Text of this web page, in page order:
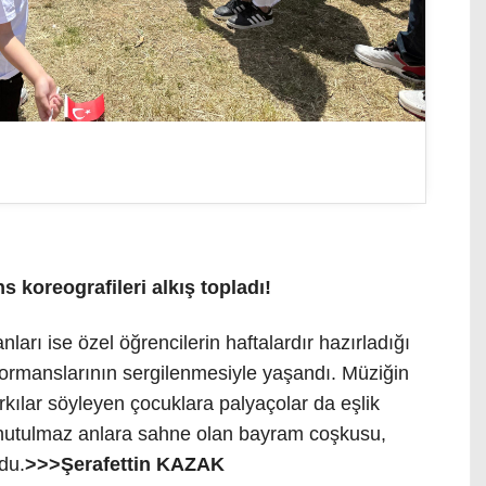
koreografileri alkış topladı!
ise özel öğrencilerin haftalardır hazırladığı
sergilenmesiyle yaşandı. Müziğin
söyleyen çocuklara palyaçolar da eşlik
anlara sahne olan bayram coşkusu,
>>>Şerafettin KAZAK